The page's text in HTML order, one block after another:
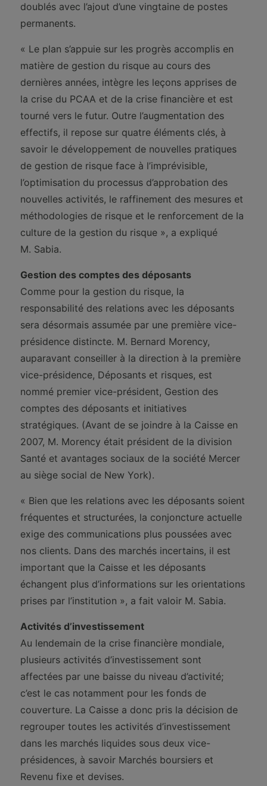
doublés avec l’ajout d’une vingtaine de postes
permanents.
« Le plan s’appuie sur les progrès accomplis en
matière de gestion du risque au cours des
dernières années, intègre les leçons apprises de
la crise du PCAA et de la crise financière et est
tourné vers le futur. Outre l’augmentation des
effectifs, il repose sur quatre éléments clés, à
savoir le développement de nouvelles pratiques
de gestion de risque face à l’imprévisible,
l’optimisation du processus d’approbation des
nouvelles activités, le raffinement des mesures et
méthodologies de risque et le renforcement de la
culture de la gestion du risque », a expliqué
M. Sabia.
Gestion des comptes des déposants
Comme pour la gestion du risque, la
responsabilité des relations avec les déposants
sera désormais assumée par une première vice-
présidence distincte. M. Bernard Morency,
auparavant conseiller à la direction à la première
vice-présidence, Déposants et risques, est
nommé premier vice-président, Gestion des
comptes des déposants et initiatives
stratégiques. (Avant de se joindre à la Caisse en
2007, M. Morency était président de la division
Santé et avantages sociaux de la société Mercer
au siège social de New York).
« Bien que les relations avec les déposants soient
fréquentes et structurées, la conjoncture actuelle
exige des communications plus poussées avec
nos clients. Dans des marchés incertains, il est
important que la Caisse et les déposants
échangent plus d’informations sur les orientations
prises par l’institution », a fait valoir M. Sabia.
Activités d’investissement
Au lendemain de la crise financière mondiale,
plusieurs activités d’investissement sont
affectées par une baisse du niveau d’activité;
c’est le cas notamment pour les fonds de
couverture. La Caisse a donc pris la décision de
regrouper toutes les activités d’investissement
dans les marchés liquides sous deux vice-
présidences, à savoir Marchés boursiers et
Revenu fixe et devises.